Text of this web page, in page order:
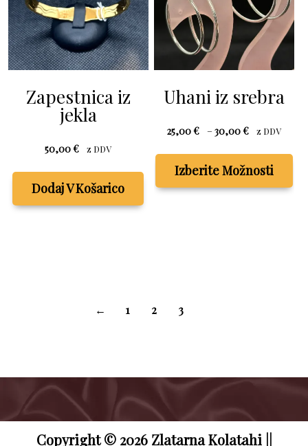
Zapestnica iz
jekla
50,00€ z DDV
Dodaj V Košarico
Uhani iz srebra
25,00€ –30,00€ Cenovni
25,00 €
do
z DDV
Izberite Možnosti
← 1 2 3
Copyright © 2026 Zlatarna Kolatahi ||